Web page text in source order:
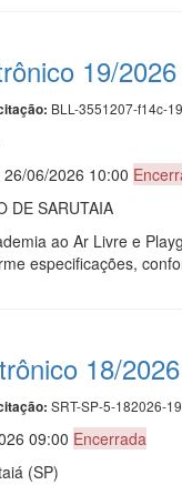
19/2026
BLL-3551207-f14c-
26/06/2026 10:00
DE SARUTAIA
ao Ar Livre e
especificações,
18/2026
SRT-SP-5-182026-
09:00 Encerrada
(SP)